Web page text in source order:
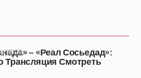
– «Реал Сосьедад»:
Трансляция Смотреть
2025